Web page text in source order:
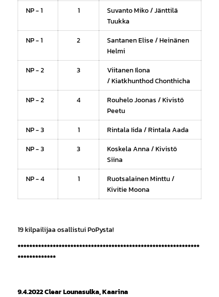
NP - 1
1
Suvanto Miko / Jänttilä
Tuukka
NP - 1
2
Santanen Elise / Heinänen
Helmi
NP - 2
3
Viitanen Ilona
/ Kiatkhunthod Chonthicha
NP - 2
4
Rouhelo Joonas / Kivistö
Peetu
NP - 3
1
Rintala Iida / Rintala Aada
NP - 3
3
Koskela Anna / Kivistö
Siina
NP - 4
1
Ruotsalainen Minttu /
Kivitie Moona
19 kilpailijaa osallistui PoPysta!
**************************************************************
*************
9.4.2022 Clear Lounasulka, Kaarina